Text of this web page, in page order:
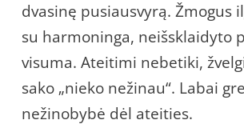
dvasinę pusiausvyrą. Žmogus
su harmoninga, neišsklaidyto
visuma. Ateitimi nebetiki,
sako „nieko nežinau“. Labai
nežinobybė dėl ateities.